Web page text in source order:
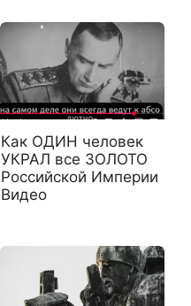
Как ОДИН человек
УКРАЛ все ЗОЛОТО
Российской Империи
Видео